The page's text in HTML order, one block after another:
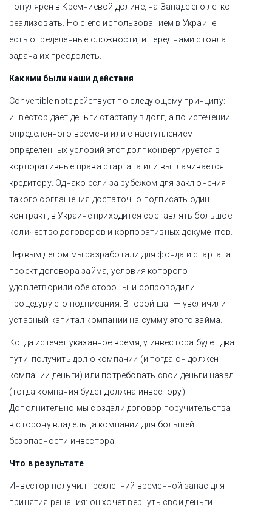
популярен в Кремниевой долине, на Западе его легко
реализовать. Но с его использованием в Украине
есть определенные сложности, и перед нами стояла
задача их преодолеть.
Какими были наши действия
Сonvertible note действует по следующему принципу:
инвестор дает деньги стартапу в долг, а по истечении
определенного времени или с наступлением
определенных условий этот долг конвертируется в
корпоративные права стартапа или выплачивается
кредитору. Однако если за рубежом для заключения
такого соглашения достаточно подписать один
контракт, в Украине приходится составлять большое
количество договоров и корпоративных документов.
Первым делом мы разработали для фонда и стартапа
проект договора займа, условия которого
удовлетворили обе стороны, и сопроводили
процедуру его подписания. Второй шаг — увеличили
уставный капитал компании на сумму этого займа.
Когда истечет указанное время, у инвестора будет два
пути: получить долю компании (и тогда он должен
компании деньги) или потребовать свои деньги назад
(тогда компания будет должна инвестору).
Дополнительно мы создали договор поручительства
в сторону владельца компании для большей
безопасности инвестора.
Что в результате
Инвестор получил трехлетний временной запас для
принятия решения: он хочет вернуть свои деньги